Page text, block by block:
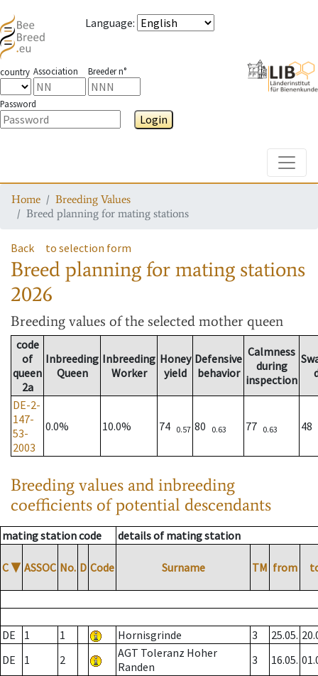
Language:
country Association Breeder n°
Password
Login
Home
Breeding Values
Breed planning for mating stations
Back to selection form
Breed planning for mating stations
2026
Breeding values of the selected mother queen
code
of
queen
2a
Inbreeding
Queen
Inbreeding
Worker
Honey
yield
Defensive
behavior
Calmness
during
inspection
DE-2-
147-
53-
2003
0.0% 10.0% 74 0.57 80 0.63 77 0.63 48
Breeding values and inbreeding
coefficients of potential descendants
mating station code details of mating station
C ▼ ASSOC No. D Code Surname TM from
DE 1 1 Hornisgrinde 3 25.05.
DE
1 2
AGT Toleranz Hoher
Randen
3 16.05.